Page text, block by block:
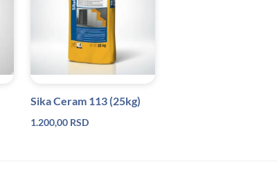
Sika Ceram 113 (25kg)
1.200,00 RSD